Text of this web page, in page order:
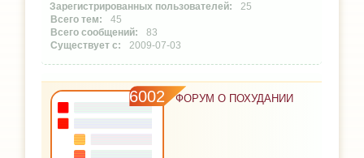
25
45
83
2009-07-03
6002 ФОРУМ О ПОХУДАНИИ